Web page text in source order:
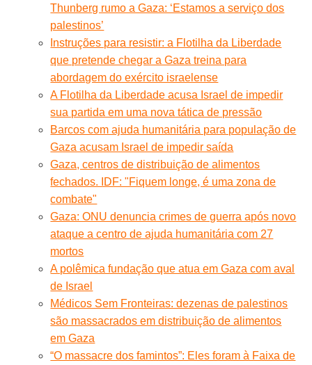
Thunberg rumo a Gaza: ‘Estamos a serviço dos
palestinos’
Instruções para resistir: a Flotilha da Liberdade
que pretende chegar a Gaza treina para
abordagem do exército israelense
A Flotilha da Liberdade acusa Israel de impedir
sua partida em uma nova tática de pressão
Barcos com ajuda humanitária para população de
Gaza acusam Israel de impedir saída
Gaza, centros de distribuição de alimentos
fechados. IDF: "Fiquem longe, é uma zona de
combate"
Gaza: ONU denuncia crimes de guerra após novo
ataque a centro de ajuda humanitária com 27
mortos
A polêmica fundação que atua em Gaza com aval
de Israel
Médicos Sem Fronteiras: dezenas de palestinos
são massacrados em distribuição de alimentos
em Gaza
“O massacre dos famintos”: Eles foram à Faixa de